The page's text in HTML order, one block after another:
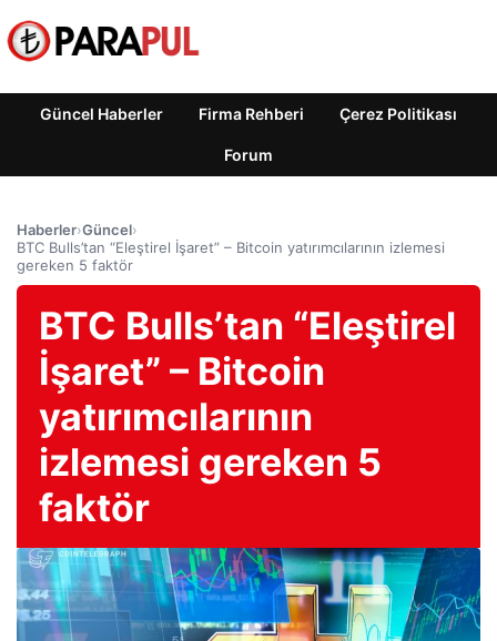
Güncel Haberler Firma Rehberi Çerez Politikası
Forum
Haberler›Güncel›
BTC Bulls’tan “Eleştirel İşaret” – Bitcoin yatırımcılarının izlemesi
gereken 5 faktör
BTC Bulls’tan “Eleştirel
İşaret” – Bitcoin
yatırımcılarının
izlemesi gereken 5
faktör